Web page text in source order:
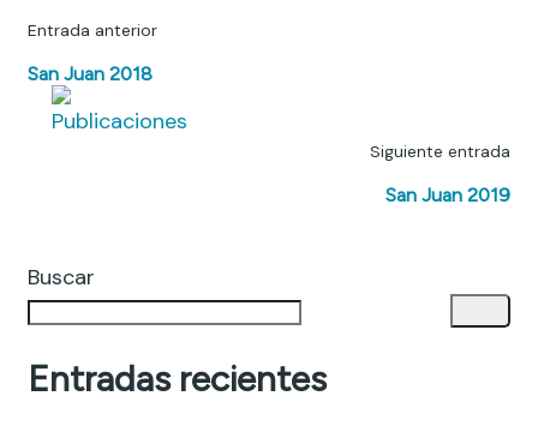
Entrada anterior
San Juan 2018
Siguiente entrada
San Juan 2019
Buscar
Entradas recientes